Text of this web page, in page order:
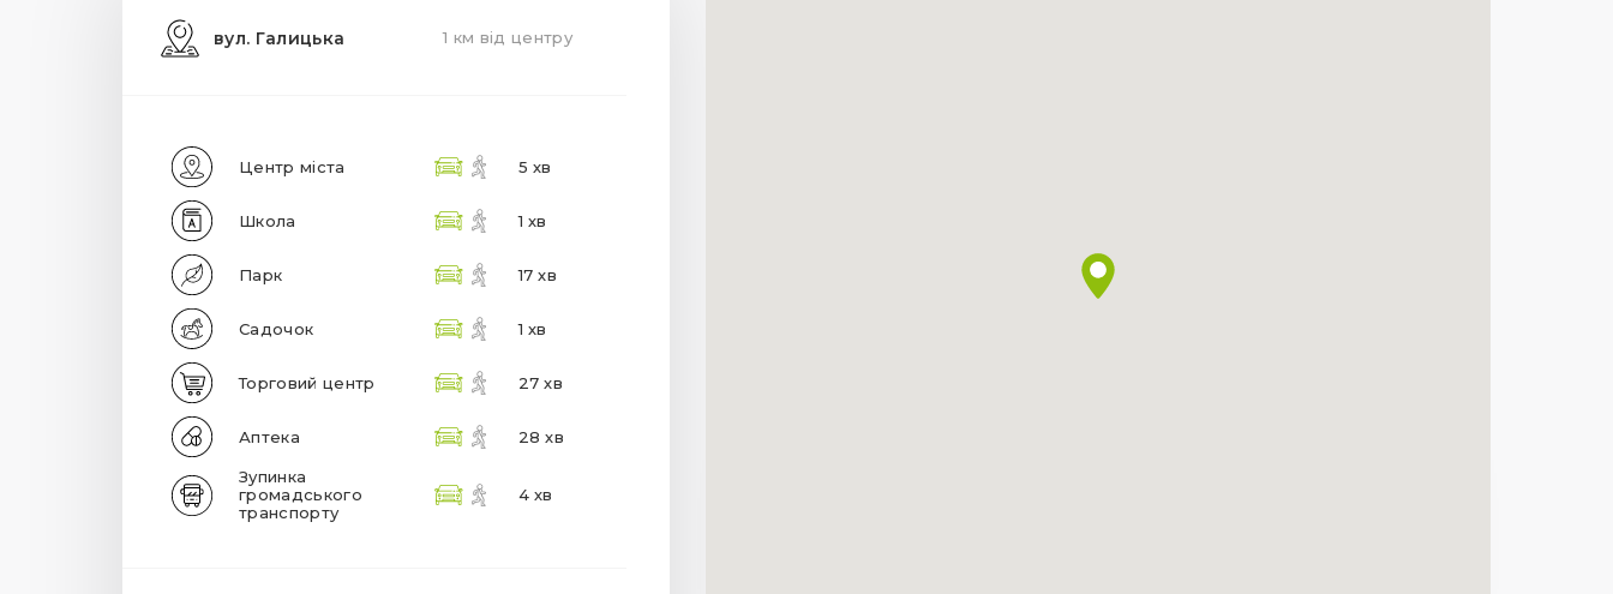
вул. Галицька 1 км від центру
Центр міста 5 хв
Школа 1 хв
Парк 17 хв
Садочок 1 хв
Торговий центр 27 хв
Аптека 28 хв
Зупинка
громадського
транспорту
4 хв